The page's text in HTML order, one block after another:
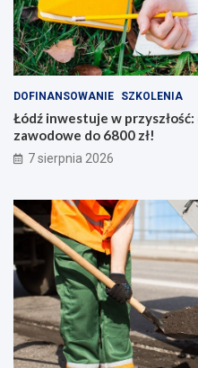
DOFINANSOWANIE SZKOLENIA
Łódź inwestuje w
zawodowe do 6800 zł!
7 sierpnia 2026